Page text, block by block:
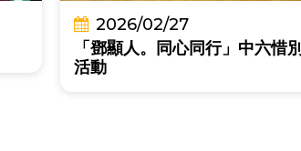
2026/02/27
「鄧顯人。同心同行」中六惜別
活動